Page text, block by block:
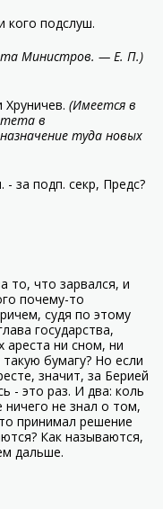
кого подслуш.
Министров. — Е. П.)
(Имеется в
в
туда новых
за подп. секр, Предс?
то, что зарвался, и
почему-то
судя по этому
государства,
ареста ни сном, ни
бумагу? Но если
значит, за Берией
- это раз. И два: коль
ничего не знал о том,
принимал решение
Как называются,
дальше.